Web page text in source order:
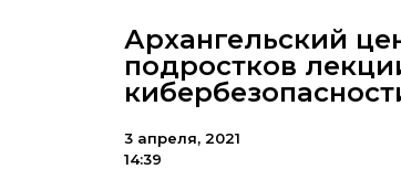
Архангельский
подростков
3 апреля, 2021
14:39